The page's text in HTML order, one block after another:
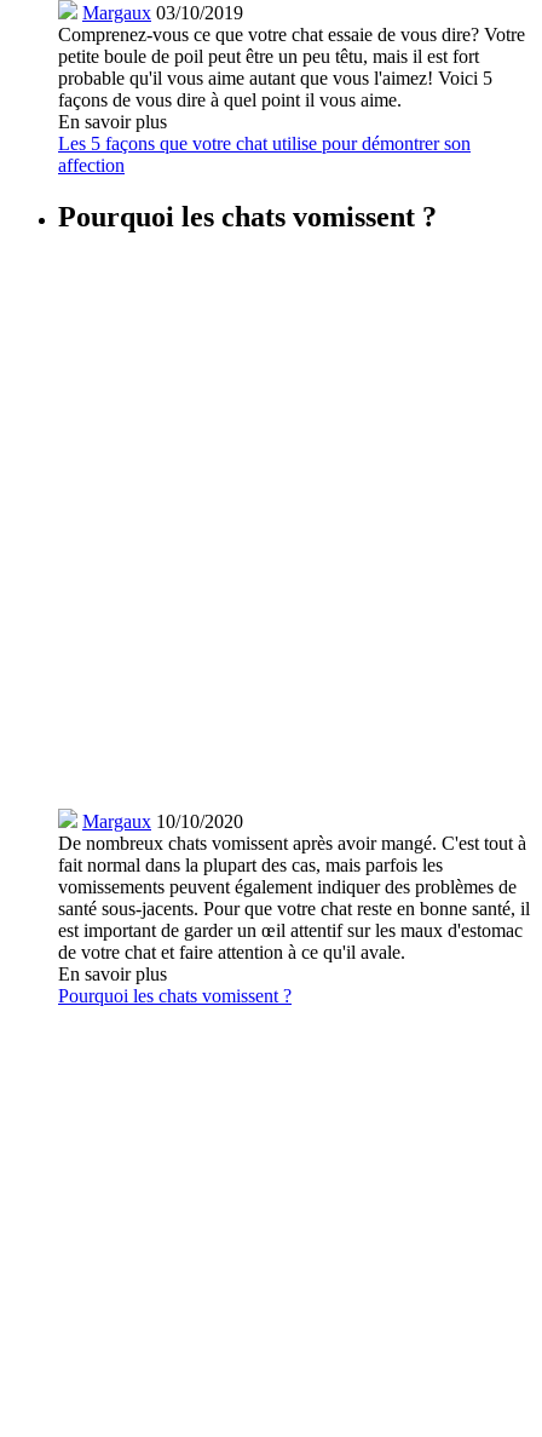
Margaux 03/10/2019
Comprenez-vous ce que votre chat essaie de vous dire? Votre
petite boule de poil peut être un peu têtu, mais il est fort
probable qu'il vous aime autant que vous l'aimez! Voici 5
façons de vous dire à quel point il vous aime.
En savoir plus
Les 5 façons que votre chat utilise pour démontrer son
affection
Pourquoi les chats vomissent ?
Margaux 10/10/2020
De nombreux chats vomissent après avoir mangé. C'est tout à
fait normal dans la plupart des cas, mais parfois les
vomissements peuvent également indiquer des problèmes de
santé sous-jacents. Pour que votre chat reste en bonne santé, il
est important de garder un œil attentif sur les maux d'estomac
de votre chat et faire attention à ce qu'il avale.
En savoir plus
Pourquoi les chats vomissent ?